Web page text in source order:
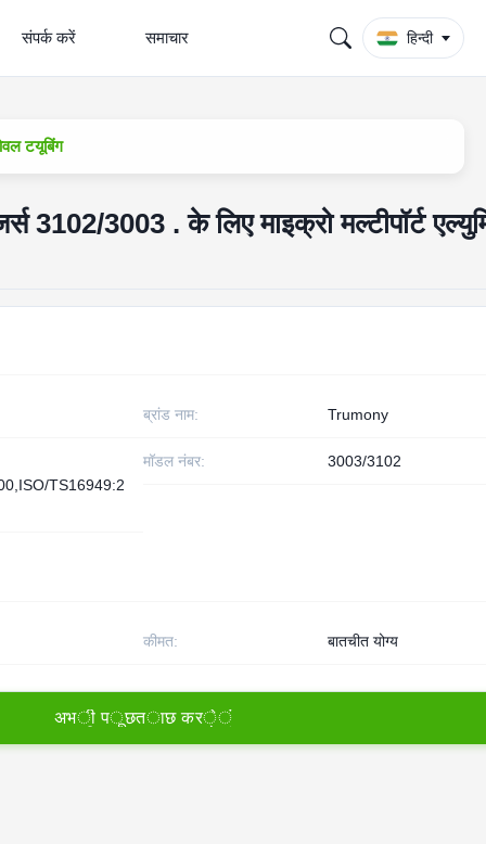
संपर्क करें समाचार हिन्दी
टयूबिंग
3102/3003 . के लिए माइक्रो मल्टीपॉर्ट
ब्रांड नाम: Trumony
TS16949:2
मॉडल नंबर: 3003/3102
कीमत: बातचीत योग्य
अभी पूछताछ करें